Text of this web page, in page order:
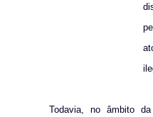
Todavia, no âmbito